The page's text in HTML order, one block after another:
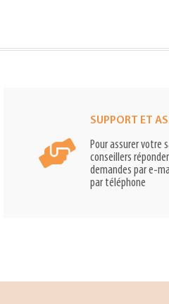
SUPPORT ET
Pour assurer votre
conseillers
demandes par e-
par téléphone